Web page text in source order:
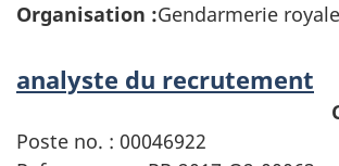
Organisation :Gendarmerie
analyste du recrutement
Poste no. : 00046922